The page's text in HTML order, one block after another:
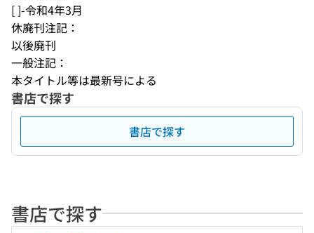
[ ]-令和4年3月
休廃刊注記：
以後廃刊
一般注記：
本タイトル等は最新号による
書店で探す
書店で探す
書店で探す